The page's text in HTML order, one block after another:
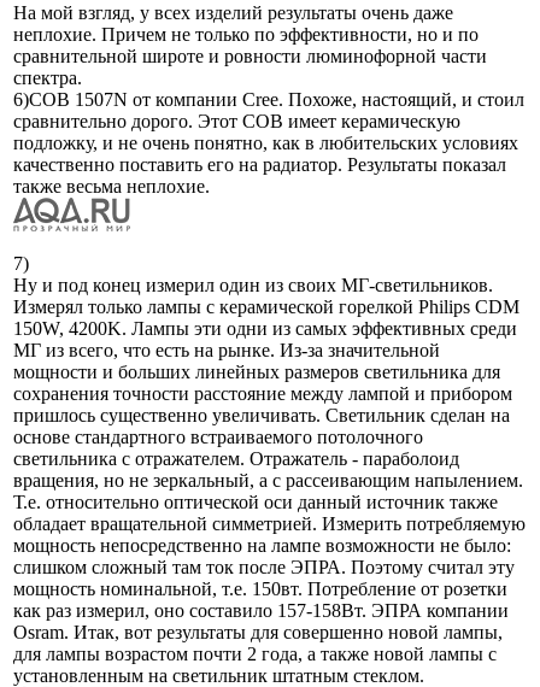
На мой взгляд, у всех изделий результаты очень даже
неплохие. Причем не только по эффективности, но и по
сравнительной широте и ровности люминофорной части
спектра.
6)COB 1507N от компании Cree. Похоже, настоящий, и стоил
сравнительно дорого. Этот COB имеет керамическую
подложку, и не очень понятно, как в любительских условиях
качественно поставить его на радиатор. Результаты показал
также весьма неплохие.
7)
Ну и под конец измерил один из своих МГ-светильников.
Измерял только лампы с керамической горелкой Philips CDM
150W, 4200K. Лампы эти одни из самых эффективных среди
МГ из всего, что есть на рынке. Из-за значительной
мощности и больших линейных размеров светильника для
сохранения точности расстояние между лампой и прибором
пришлось существенно увеличивать. Светильник сделан на
основе стандартного встраиваемого потолочного
светильника с отражателем. Отражатель - параболоид
вращения, но не зеркальный, а с рассеивающим напылением.
Т.е. относительно оптической оси данный источник также
обладает вращательной симметрией. Измерить потребляемую
мощность непосредственно на лампе возможности не было:
слишком сложный там ток после ЭПРА. Поэтому считал эту
мощность номинальной, т.е. 150вт. Потребление от розетки
как раз измерил, оно составило 157-158Вт. ЭПРА компании
Osram. Итак, вот результаты для совершенно новой лампы,
для лампы возрастом почти 2 года, а также новой лампы с
установленным на светильник штатным стеклом.